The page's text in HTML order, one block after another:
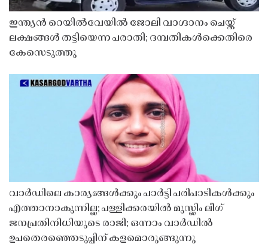
ഇന്ത്യൻ റെയിൽവേയിൽ ജോലി വാഗ്ദാനം ചെയ്ത്
ലക്ഷങ്ങൾ തട്ടിയെന്ന പരാതി; ദമ്പതികൾക്കെതിരെ
കേസെടുത്തു
വാർഡിലെ കാര്യങ്ങൾക്കും പാർട്ടി പരിപാടികൾക്കും
എത്താനാകുന്നില്ല; പള്ളിക്കരയിൽ മുസ്ലിം ലീഗ്
ജനപ്രതിനിധിയുടെ രാജി; ഒന്നാം വാർഡിൽ
ഉപതെരഞ്ഞെടുപ്പിന് കളമൊരുങ്ങുന്നു